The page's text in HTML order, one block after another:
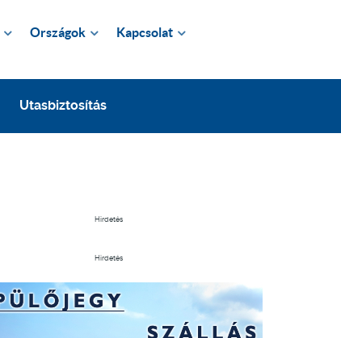
Országok Kapcsolat
Utasbiztosítás
Hirdetés
Hirdetés